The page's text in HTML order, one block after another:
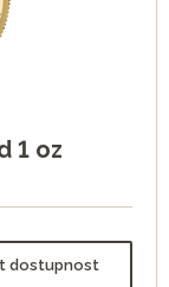
1 oz
dostupnost